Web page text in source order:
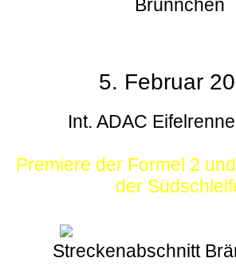
Brünnchen
5. Februar
Int. ADAC
Premiere der Formel 2
der
Streckenabschnitt